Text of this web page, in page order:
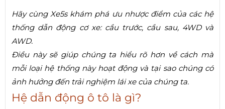
Hãy cùng Xe5s khám phá ưu nhược điểm của các hệ
thống dẫn động cơ xe: cầu trước, cầu sau, 4WD và
AWD.
Điều này sẽ giúp chúng ta hiểu rõ hơn về cách mà
mỗi loại hệ thống này hoạt động và tại sao chúng có
ảnh hưởng đến trải nghiệm lái xe của chúng ta.
Hệ dẫn động ô tô là gì?